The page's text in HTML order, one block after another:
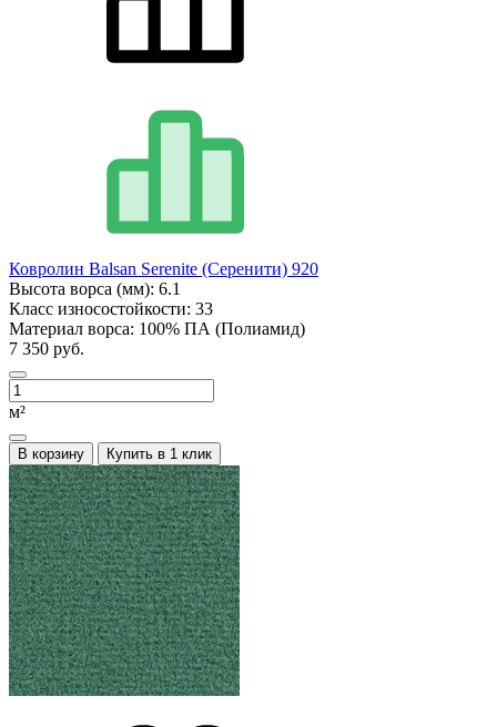
Ковролин Balsan Serenite (Серенити) 920
Высота ворса (мм): 6.1
Класс износостойкости: 33
Материал ворса: 100% ПА (Полиамид)
7 350 руб.
м²
В корзину Купить в 1 клик